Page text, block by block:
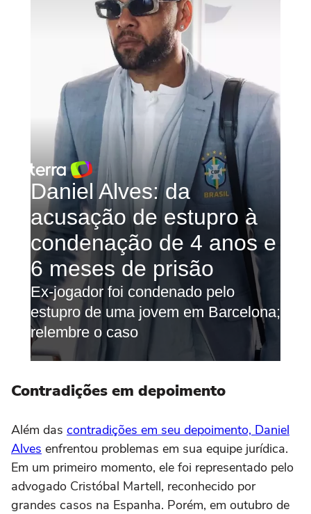
Contradições em depoimento
Além das contradições em seu depoimento, Daniel
Alves enfrentou problemas em sua equipe jurídica.
Em um primeiro momento, ele foi representado pelo
advogado Cristóbal Martell, reconhecido por
grandes casos na Espanha. Porém, em outubro de